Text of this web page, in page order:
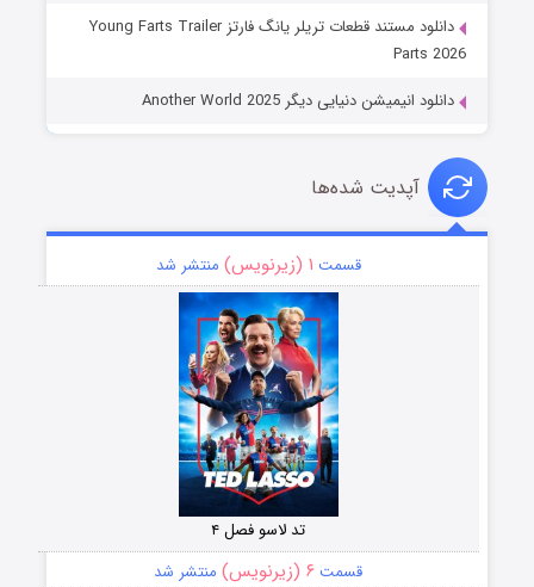
دانلود مستند قطعات تریلر یانگ فارتز Young Farts Trailer
Parts 2026
دانلود انیمیشن دنیایی دیگر Another World 2025
آپدیت شده‌ها
قسمت ۱ (زیرنویس) منتشر شد
تد لاسو فصل ۴
قسمت ۶ (زیرنویس) منتشر شد